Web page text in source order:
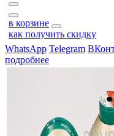
в корзине
как получить скидку
WhatsApp Telegram
подробнее